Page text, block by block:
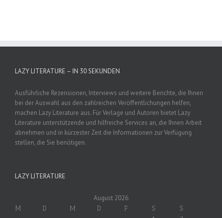
LAZY LITERATURE – IN 30 SEKUNDEN
Ausführliche Rezensionen, Interviews und weitere Berichte, die Ihnen
bei der Auswahl aus den zahlreichen Veröffentlichungen helfen,
machen Lazy Literature aus. Für Verlage und Autoren bietet Lazy
Literature unterstützende und hilfreiche Services an, die Ihnen Arbeit
abnehmen und in kürzester Zeit die Informationen zur Verfügung
stellen, die Sie benötigen.
LAZY LITERATURE
August 2026
M D M D F S S